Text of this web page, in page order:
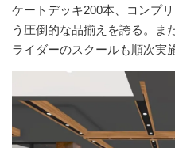
ケートデッキ200本、コンプ
う圧倒的な品揃えを誇る。ま
ライダーのスクールも順次実